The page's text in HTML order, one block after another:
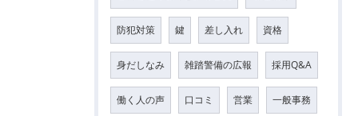
防犯対策 鍵 差し入れ 資格
身だしなみ 雑踏警備の広報 採用Q&A
働く人の声 口コミ 営業 一般事務